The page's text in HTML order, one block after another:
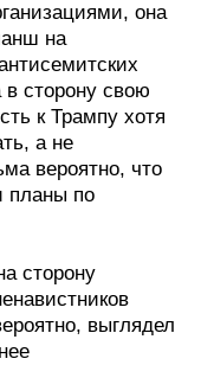
она
на
сторону свою
к Трампу хотя
а не
вероятно, что
планы по
сторону
выглядел